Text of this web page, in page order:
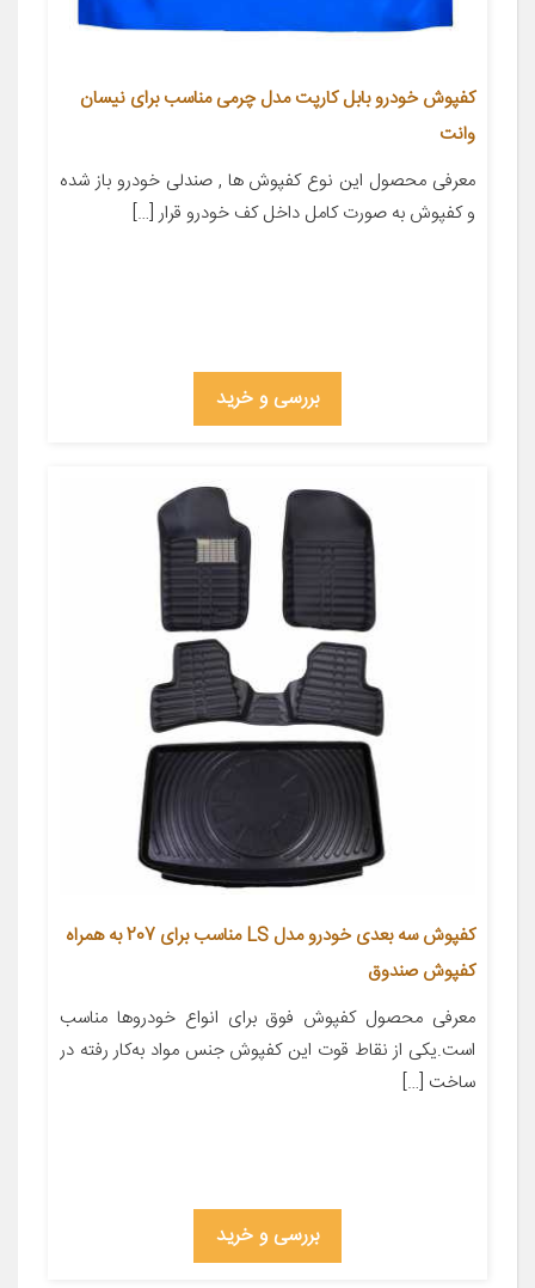
کفپوش خودرو بابل کارپت مدل چرمی مناسب برای نیسان
وانت
معرفی محصول این نوع کفپوش ها , صندلی خودرو باز شده
و کفپوش به صورت کامل داخل کف خودرو قرار […]
بررسی و خرید
کفپوش سه بعدی خودرو مدل LS مناسب برای 207 به همراه
کفپوش صندوق
معرفی محصول کفپوش فوق برای انواع خودروها مناسب
است.یکی از نقاط قوت این کفپوش جنس مواد به‌کار رفته در
ساخت […]
بررسی و خرید